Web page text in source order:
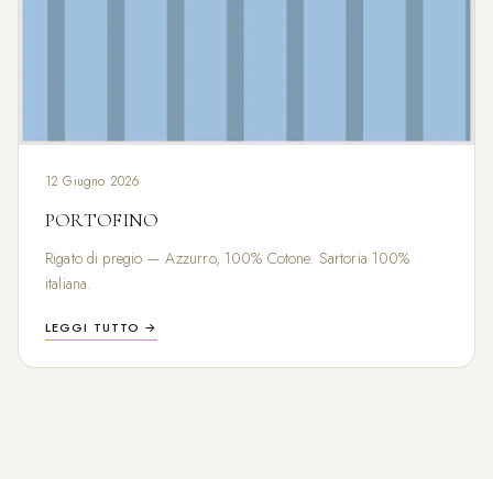
12 Giugno 2026
PORTOFINO
Rigato di pregio — Azzurro, 100% Cotone. Sartoria 100%
italiana.
LEGGI TUTTO →